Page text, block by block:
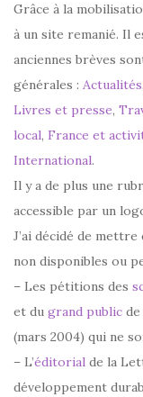
Grâce à la
à un site remanié. Il
anciennes brèves
générales : Actualités,
Livres et presse,
local, France et
International.
Il y a de plus une
accessible par un
J’ai décidé de
non disponibles ou
– Les pétitions des
et du grand public
(mars 2004) qui ne
– L’éditorial de la
développement